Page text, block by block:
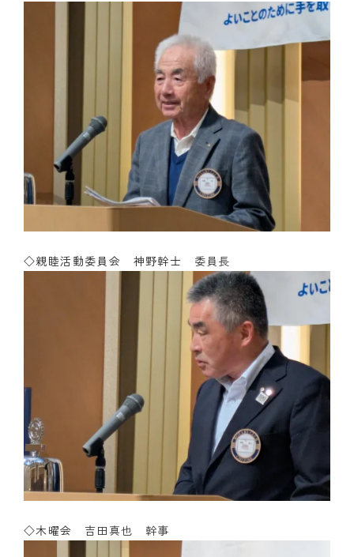
◇親睦活動委員会 神野幹士 委員長
◇木曜会 吉田真也 幹事